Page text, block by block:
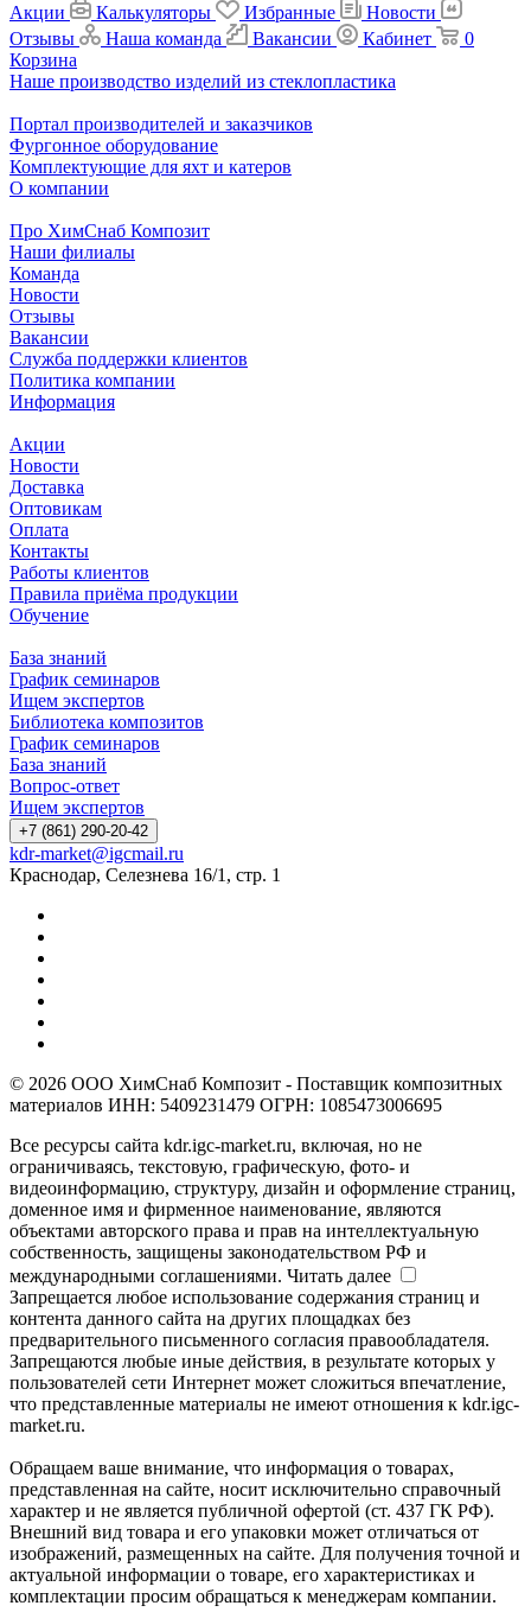
Акции
Калькуляторы Избранные
Новости
Отзывы
Наша команда Вакансии Кабинет
0
Корзина
Наше производство изделий из стеклопластика
Портал производителей и заказчиков
Фургонное оборудование
Комплектующие для яхт и катеров
О компании
Про ХимСнаб Композит
Наши филиалы
Команда
Новости
Отзывы
Вакансии
Служба поддержки клиентов
Политика компании
Информация
Акции
Новости
Доставка
Оптовикам
Оплата
Контакты
Работы клиентов
Правила приёма продукции
Обучение
База знаний
График семинаров
Ищем экспертов
Библиотека композитов
График семинаров
База знаний
Вопрос-ответ
Ищем экспертов
+7 (861) 290-20-42
kdr-market@igcmail.ru
Краснодар, Селезнева 16/1, стр. 1
© 2026 ООО ХимСнаб Композит - Поставщик композитных
материалов ИНН: 5409231479 ОГРН: 1085473006695
Все ресурсы сайта kdr.igc-market.ru, включая, но не
ограничиваясь, текстовую, графическую, фото- и
видеоинформацию, структуру, дизайн и оформление страниц,
доменное имя и фирменное наименование, являются
объектами авторского права и прав на интеллектуальную
собственность, защищены законодательством РФ и
международными соглашениями. Читать далее
Запрещается любое использование содержания страниц и
контента данного сайта на других площадках без
предварительного письменного согласия правообладателя.
Запрещаются любые иные действия, в результате которых у
пользователей сети Интернет может сложиться впечатление,
что представленные материалы не имеют отношения к kdr.igc-
market.ru.
Обращаем ваше внимание, что информация о товарах,
представленная на сайте, носит исключительно справочный
характер и не является публичной офертой (ст. 437 ГК РФ).
Внешний вид товара и его упаковки может отличаться от
изображений, размещенных на сайте. Для получения точной и
актуальной информации о товаре, его характеристиках и
комплектации просим обращаться к менеджерам компании.